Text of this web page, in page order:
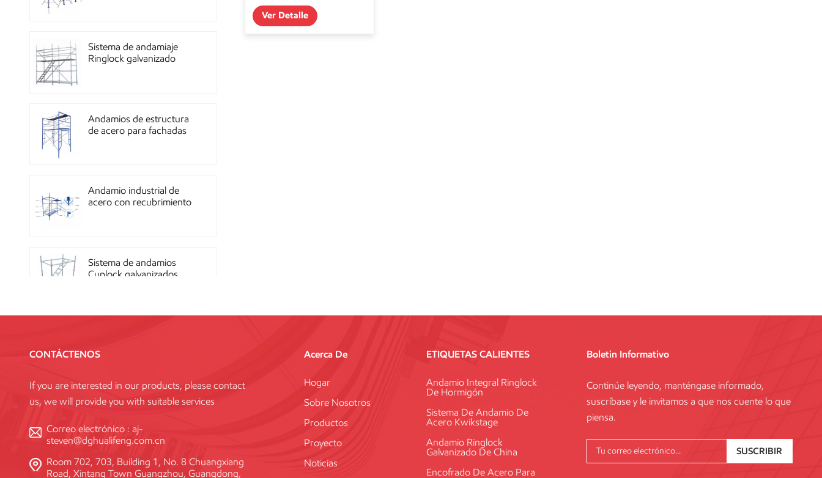
Ver Detalle
Sistema de andamiaje
Ringlock galvanizado
Andamios de estructura
de acero para fachadas
Andamio industrial de
acero con recubrimiento
Sistema de andamios
Cuplock galvanizados
en polvo para la
Andamio Layher Ring
resistencia Q345
estándar
CONTÁCTENOS
If you are interested in our products, please contact
us, we will provide you with suitable services
Correo electrónico : aj-
steven@dghualifeng.com.cn
Room 702, 703, Building 1, No. 8 Chuangxiang
Road, Xintang Town Guangzhou, Guangdong,
Acerca De
Hogar
Sobre Nosotros
Productos
Proyecto
Noticias
ETIQUETAS CALIENTES
Andamio Integral Ringlock
De Hormigón
Sistema De Andamio De
Acero Kwikstage
Andamio Ringlock
Galvanizado De China
Encofrado De Acero Para
Boletin Informativo
Continúe leyendo, manténgase informado,
suscríbase y le invitamos a que nos cuente lo que
piensa.
SUSCRIBIR